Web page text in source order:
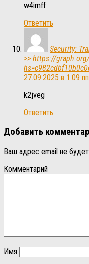
w4imff
Ответить
Security:
>> https://
27.09.2025 в 1:09 пп
k2jveg
Ответить
Добавить
Ваш адрес email не будет
Комментарий
Имя